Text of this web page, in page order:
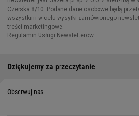
Dziękujemy za przeczytanie
Obserwuj nas